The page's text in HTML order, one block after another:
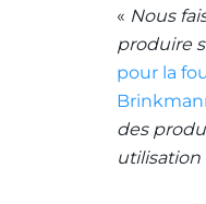
« Nous
produire
pour la
des
utilisation